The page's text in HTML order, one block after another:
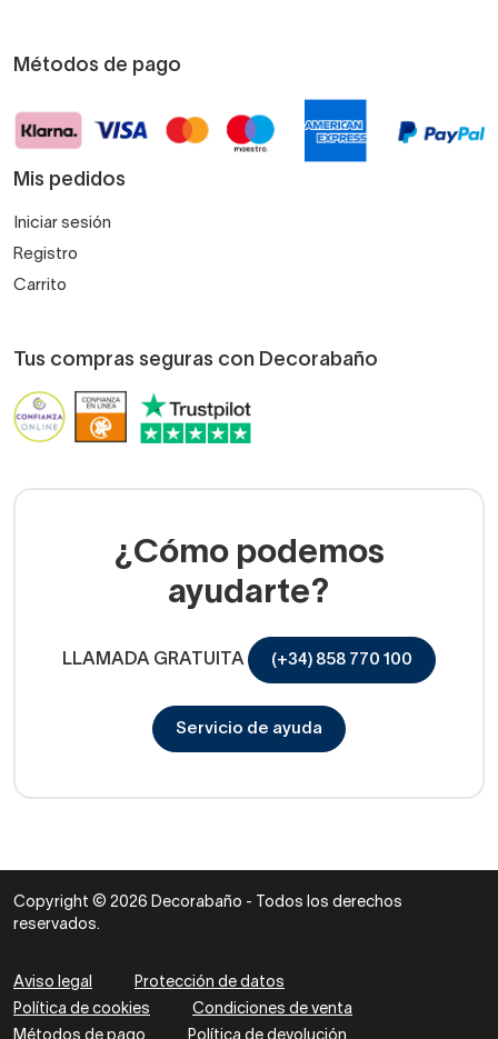
Métodos de pago
Mis pedidos
Iniciar sesión
Registro
Carrito
Tus compras seguras con Decorabaño
¿Cómo podemos
ayudarte?
LLAMADA GRATUITA (+34) 858 770 100
Servicio de ayuda
Copyright © 2026 Decorabaño - Todos los derechos
reservados.
Aviso legal
Protección de datos
Política de cookies
Condiciones de venta